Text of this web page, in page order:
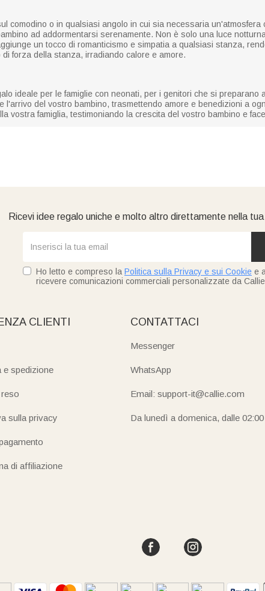
comodino o in qualsiasi angolo in cui sia necessaria
ad addormentarsi serenamente. Non è solo una luce
un tocco di romanticismo e simpatia a qualsiasi stanza,
forza della stanza, irradiando calore e amore.
ideale per le famiglie con neonati, per i genitori che si preparano
l'arrivo del vostro bambino, trasmettendo amore e benedizioni a
vostra famiglia, testimoniando la crescita del vostro bambino e
Ricevi idee regalo uniche e molto altro direttamente nella
Ho letto e compreso la Politica sulla Privacy e sui Cookie e
ricevere comunicazioni commerciali personalizzate da
CLIENTI
e spedizione
sulla privacy
di affiliazione
CONTATTACI
Messenger
WhatsApp
Email: support-it@callie.com
Da lunedì a domenica, dalle